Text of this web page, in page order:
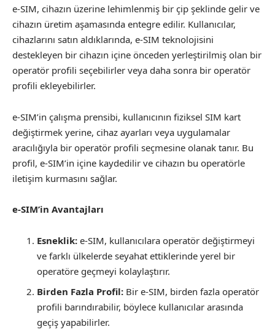
e-SIM, cihazın üzerine lehimlenmiş bir çip şeklinde gelir ve
cihazın üretim aşamasında entegre edilir. Kullanıcılar,
cihazlarını satın aldıklarında, e-SIM teknolojisini
destekleyen bir cihazın içine önceden yerleştirilmiş olan bir
operatör profili seçebilirler veya daha sonra bir operatör
profili ekleyebilirler.
e-SIM’in çalışma prensibi, kullanıcının fiziksel SIM kart
değiştirmek yerine, cihaz ayarları veya uygulamalar
aracılığıyla bir operatör profili seçmesine olanak tanır. Bu
profil, e-SIM’in içine kaydedilir ve cihazın bu operatörle
iletişim kurmasını sağlar.
e-SIM’in Avantajları
Esneklik: e-SIM, kullanıcılara operatör değiştirmeyi
ve farklı ülkelerde seyahat ettiklerinde yerel bir
operatöre geçmeyi kolaylaştırır.
Birden Fazla Profil: Bir e-SIM, birden fazla operatör
profili barındırabilir, böylece kullanıcılar arasında
geçiş yapabilirler.